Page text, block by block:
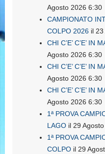
Agosto 2026 6:30
CAMPIONATO
COLPO 2026 il
CHI C’E’ C’E’ IN
Agosto 2026 6:30
CHI C’E’ C’E’ IN
Agosto 2026 6:30
CHI C’E’ C’E’ IN
Agosto 2026 6:30
1ª PROVA
LAGO il 29
1ª PROVA
COLPO il 29